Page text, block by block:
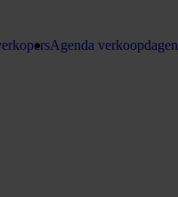
Agenda verkoopdagen